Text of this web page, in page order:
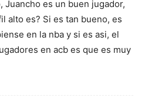
Juancho es un buen jugador,
alto es? Si es tan bueno, es
en la nba y si es asi, el
en acb es que es muy